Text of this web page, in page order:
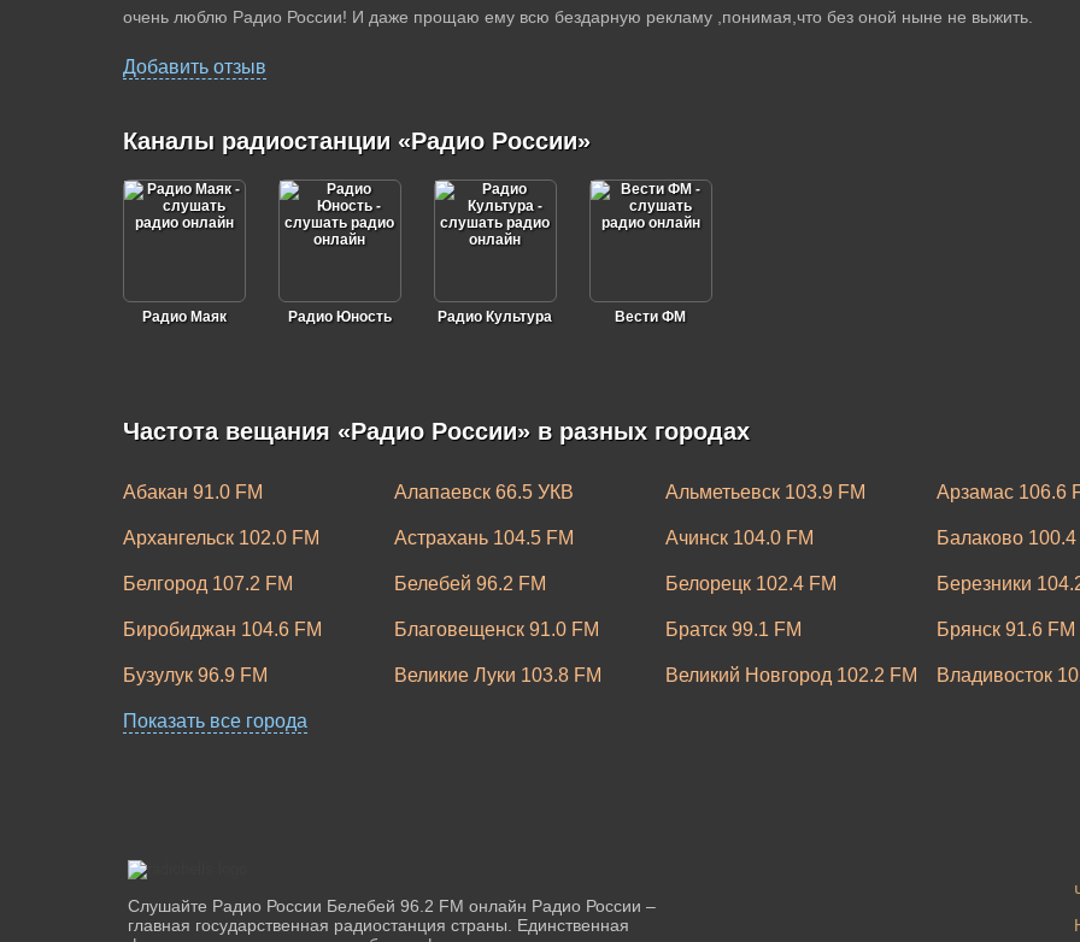
очень люблю Радио России! И даже прощаю ему всю бездарную рекламу ,понимая,что без оной ныне не выжить.
Добавить отзыв
Каналы радиостанции «Радио России»
Радио Маяк Радио Юность Радио Культура Вести ФМ
Частота вещания «Радио России» в разных городах
Абакан 91.0 FM Алапаевск 66.5 УКВ Альметьевск 103.9 FM Арзамас 106.6
Архангельск 102.0 FM Астрахань 104.5 FM Ачинск 104.0 FM Балаково 100.4
Белгород 107.2 FM Белебей 96.2 FM Белорецк 102.4 FM Березники
Биробиджан 104.6 FM Благовещенск 91.0 FM Братск 99.1 FM Брянск 91.6 FM
Бузулук 96.9 FM Великие Луки 103.8 FM Великий Новгород 102.2 FM Владивосток
Владимир 106.30 FM
Иркутск 105.0 FM
Каменск-Уральский 94.4 FM Канск 102.7 FM
Показать все города
Слушайте Радио России Белебей 96.2 FM онлайн Радио России –
главная государственная радиостанция страны. Единственная